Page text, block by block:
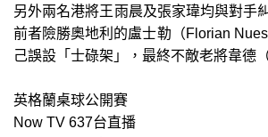
另外兩名港將王雨晨及張家瑋均與對手
前者險勝奧地利的盧士勒（Florian
己誤設「士碌架」，最終不敵老將韋德
英格蘭桌球公開賽
Now TV 637台直播